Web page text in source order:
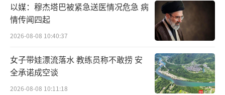
以媒：穆杰塔巴被紧急送医情况危急 病
情传闻四起
2026-08-08 10:40:37
女子带娃漂流落水 教练员称不敢捞 安
全承诺成空谈
2026-08-08 10:11:18